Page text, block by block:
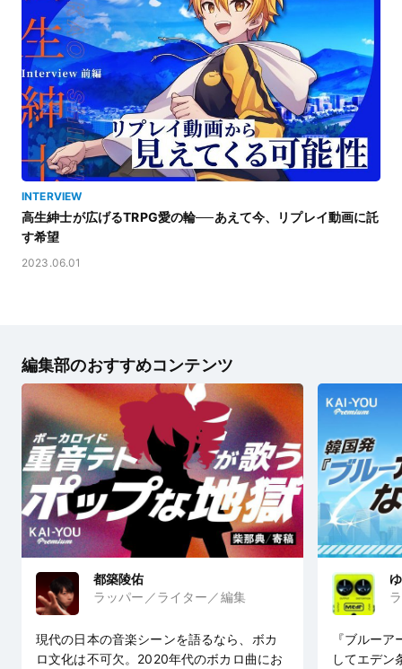
INTERVIEW
高生紳士が広げるTRPG愛の輪──あえて今、リプレイ動画に託
す希望
2023.06.01
編集部のおすすめコンテンツ
都築陵佑
ラッパー／ライター／編集
現代の日本の音楽シーンを語るなら、ボカ
ロ文化は不可欠。2020年代のボカロ曲にお
『ブルー
してエデン